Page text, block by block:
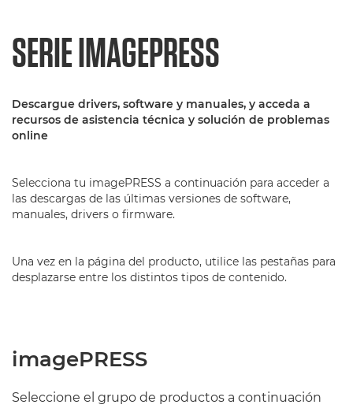
SERIE IMAGEPRESS
Descargue drivers, software y manuales, y acceda a
recursos de asistencia técnica y solución de problemas
online
Selecciona tu imagePRESS a continuación para acceder a
las descargas de las últimas versiones de software,
manuales, drivers o firmware.
Una vez en la página del producto, utilice las pestañas para
desplazarse entre los distintos tipos de contenido.
imagePRESS
Seleccione el grupo de productos a continuación